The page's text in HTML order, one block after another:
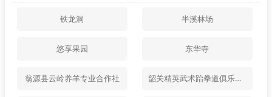
铁龙洞 半溪林场
悠享果园 东华寺
翁源县云岭养羊专业合作社 韶关精英武术跆拳道俱乐部翁源分教区